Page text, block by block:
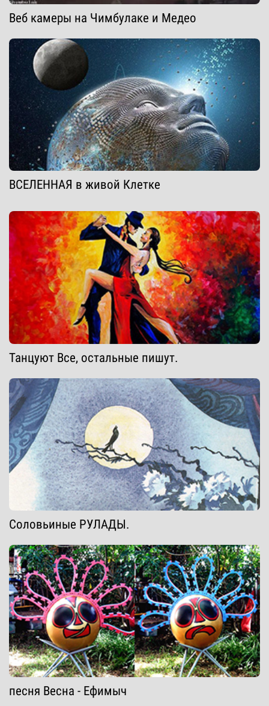
Веб камеры на Чимбулаке и Медео
ВСЕЛЕННАЯ в живой Клетке
Танцуют Все, остальные пишут.
Соловьиные РУЛАДЫ.
песня Весна - Ефимыч